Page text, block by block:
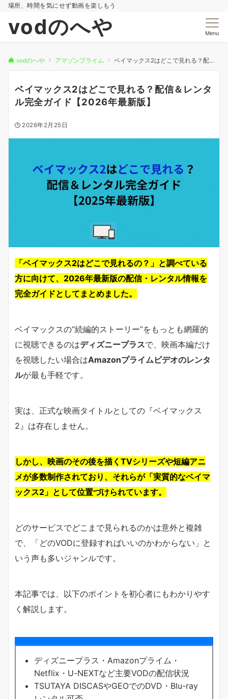
場所、時間を気にせず動画を楽しもう
vodのへや Menu
vodのへや アマゾンプライム ベイマックス2はどこで見れる？配信＆レンタル完全ガイド【2026年最新版】
ベイマックス2はどこで見れる？配信＆レンタ
ル完全ガイド【2026年最新版】
2026年2月25日
「ベイマックス2はどこで見れるの？」と調べている
方に向けて、2026年最新版の配信・レンタル情報を
完全ガイドとしてまとめました。
ベイマックスの“続編的ストーリー”をもっとも網羅的
に視聴できるのはディズニープラスで、映画本編だけ
を視聴したい場合はAmazonプライムビデオのレンタ
ルが最も手軽です。
実は、正式な映画タイトルとしての『ベイマックス
2』は存在しません。
しかし、映画のその後を描くTVシリーズや短編アニ
メが多数制作されており、それらが「実質的なベイマ
ックス2」として位置づけられています。
どのサービスでどこまで見られるのかは意外と複雑
で、「どのVODに登録すればいいのかわからない」と
いう声も多いジャンルです。
本記事では、以下のポイントを初心者にもわかりやす
く解説します。
ディズニープラス・Amazonプライム・
Netflix・U-NEXTなど主要VODの配信状況
TSUTAYA DISCASやGEOでのDVD・Blu-ray